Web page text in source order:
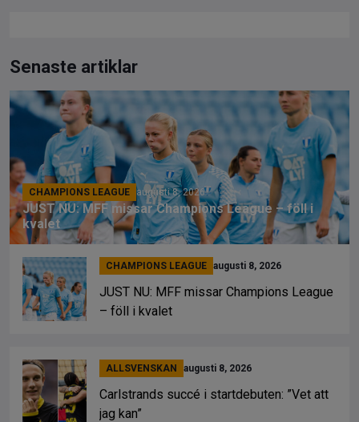
Senaste artiklar
CHAMPIONS LEAGUE augusti 8, 2026
JUST NU: MFF missar Champions League – föll i
kvalet
CHAMPIONS LEAGUE augusti 8, 2026
JUST NU: MFF missar Champions League
– föll i kvalet
ALLSVENSKAN augusti 8, 2026
Carlstrands succé i startdebuten: ”Vet att
jag kan”